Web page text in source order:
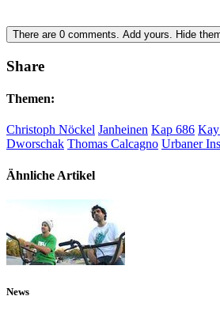
There are 0 comments. Add yours. Hide
Share
Themen:
Christoph Nöckel Janheinen Kap 686
Dworschak Thomas Calcagno Urbaner
Ähnliche Artikel
News